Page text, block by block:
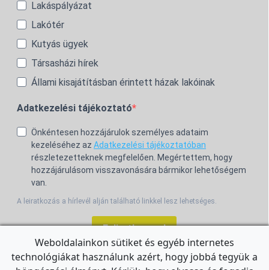
Lakáspályázat
Lakótér
Kutyás ügyek
Társasházi hírek
Állami kisajátításban érintett házak lakóinak
Adatkezelési tájékoztató
Önkéntesen hozzájárulok személyes adataim
kezeléséhez az Adatkezelési tájékoztatóban
részletezetteknek megfelelően. Megértettem, hogy
hozzájárulásom visszavonására bármikor lehetőségem
van.
A leiratkozás a hírlevél alján található linkkel lesz lehetséges.
Feliratkozom!
Weboldalainkon sütiket és egyéb internetes
technológiákat használunk azért, hogy jobbá tegyük a